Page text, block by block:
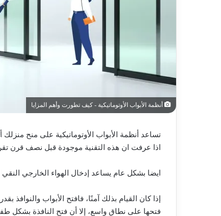
أنظمة الأبواب الأوتوماتيكية - كيف تطورت وأهم المزايا
تساعد أنظمة الأبواب الأوتوماتيكية على منح
اذا عرفت ان هذه التقنية موجودة قبل نصف قرن
ايضا بشكل عام يساعد إدخال الهواء الخارجي
إذا كان القيام بذلك آمنًا، فافتح الأبواب
فتحها على نطاق واسع، إلا أن فتح النافذة بشكل